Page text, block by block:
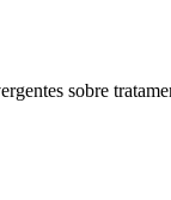
sobre